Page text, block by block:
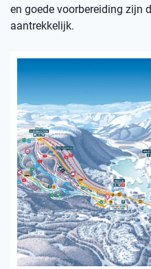
en goede voorbereiding zijn
aantrekkelijk.